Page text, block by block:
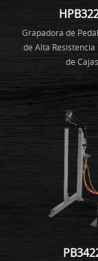
Grapadora de
de Alta Resistencia
de Cajas